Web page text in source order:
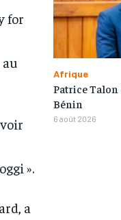
for
».
a
Afrique
Patrice Talon
Bénin
6 août 2026